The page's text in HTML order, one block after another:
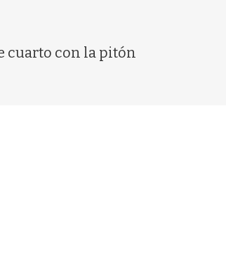
cuarto con la pitón